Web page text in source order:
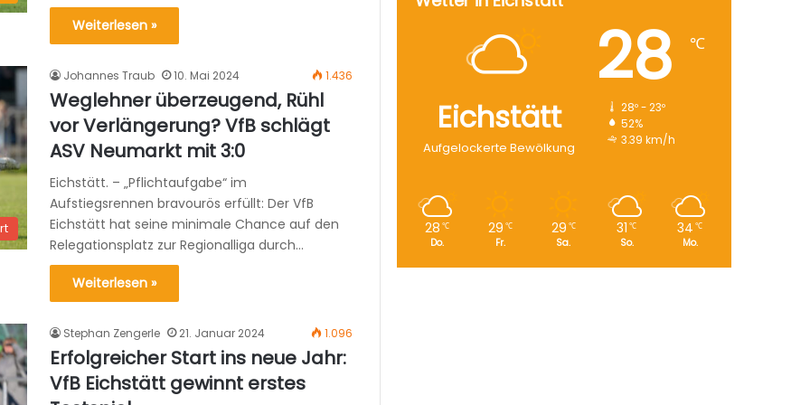
Weiterlesen »
Johannes Traub 10. Mai 2024 1.436
Weglehner überzeugend, Rühl
vor Verlängerung? VfB schlägt
ASV Neumarkt mit 3:0
Eichstätt. – „Pflichtaufgabe“ im
Aufstiegsrennen bravourös erfüllt: Der VfB
Eichstätt hat seine minimale Chance auf den
Relegationsplatz zur Regionalliga durch…
Weiterlesen »
Stephan Zengerle 21. Januar 2024 1.096
Erfolgreicher Start ins neue Jahr:
VfB Eichstätt gewinnt erstes
Eichstätt
Aufgelockerte Bewölkung
28 ℃
28º - 23º
52%
3.39 km/h
28 ℃
Do.
29 ℃
Fr.
29 ℃
Sa.
31 ℃
So.
34 ℃
Mo.